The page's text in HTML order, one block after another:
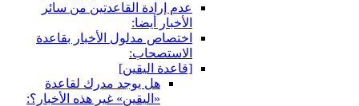
عدم إرادة القاعدتين من سائر
الأخبار أيضا:
اختصاص مدلول الأخبار بقاعدة
الاستصحاب:
[قاعدة اليقين‏]
هل يوجد مدرك لقاعدة
«اليقين» غير هذه الأخبار؟: